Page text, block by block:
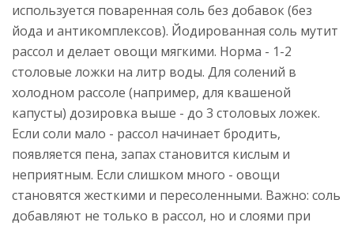
используется поваренная соль без добавок (без
йода и антикомплексов). Йодированная соль мутит
рассол и делает овощи мягкими. Норма - 1-2
столовые ложки на литр воды. Для солений в
холодном рассоле (например, для квашеной
капусты) дозировка выше - до 3 столовых ложек.
Если соли мало - рассол начинает бродить,
появляется пена, запах становится кислым и
неприятным. Если слишком много - овощи
становятся жесткими и пересоленными. Важно: соль
добавляют не только в рассол, но и слоями при